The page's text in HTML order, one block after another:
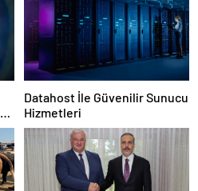
Datahost İle Güvenilir Sunucu
Hizmetleri